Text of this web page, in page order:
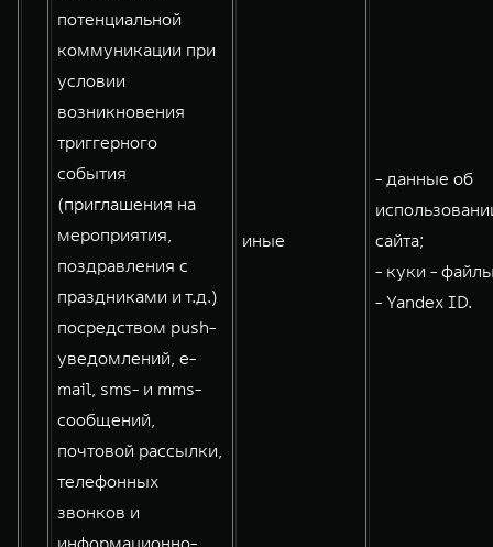
потенциальной
коммуникации при
условии
возникновения
триггерного
события
(приглашения на
мероприятия,
поздравления с
праздниками и т.д.)
посредством push-
уведомлений, e-
mail, sms- и mms-
сообщений,
почтовой рассылки,
телефонных
звонков и
информационно-
иные
- данные об
сайта;
- куки -
- Yandex ID.